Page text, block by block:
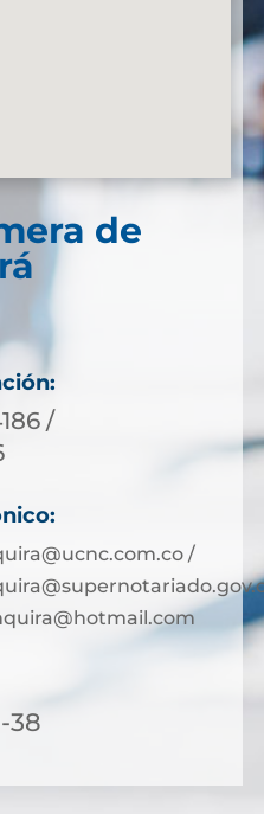
de
/
/
38